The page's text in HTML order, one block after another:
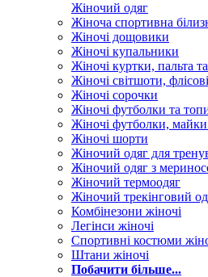
Жіночий одяг
Жіноча спортивна
Жіночі дощовики
Жіночі купальники
Жіночі куртки, пальта
Жіночі світшоти,
Жіночі сорочки
Жіночі футболки та
Жіночі футболки,
Жіночі шорти
Жіночий одяг для
Жіночий одяг з
Жіночий термоодяг
Жіночий трекінговий
Комбінезони жіночі
Легінси жіночі
Спортивні костюми
Штани жіночі
Побачити більше...